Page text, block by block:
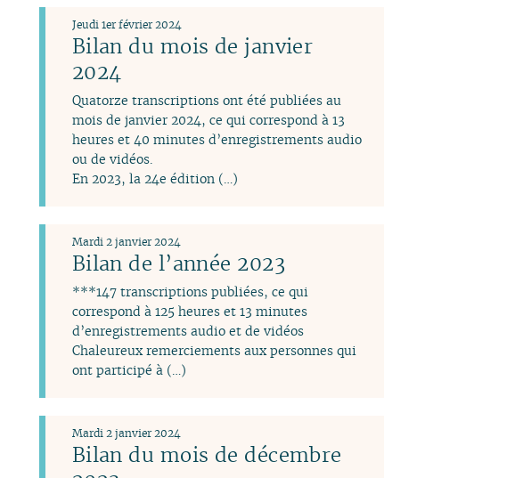
Bilan du mois de janvier
2024
Jeudi 1er février 2024
Quatorze transcriptions ont été publiées au
mois de janvier 2024, ce qui correspond à 13
heures et 40 minutes d’enregistrements audio
ou de vidéos.
En 2023, la 24e édition (…)
Bilan de l’année 2023
Mardi 2 janvier 2024
***147 transcriptions publiées, ce qui
correspond à 125 heures et 13 minutes
d’enregistrements audio et de vidéos
Chaleureux remerciements aux personnes qui
ont participé à (…)
Bilan du mois de décembre
Mardi 2 janvier 2024